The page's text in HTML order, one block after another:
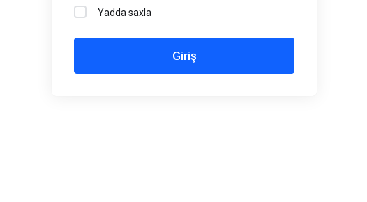
Yadda saxla
Giriş